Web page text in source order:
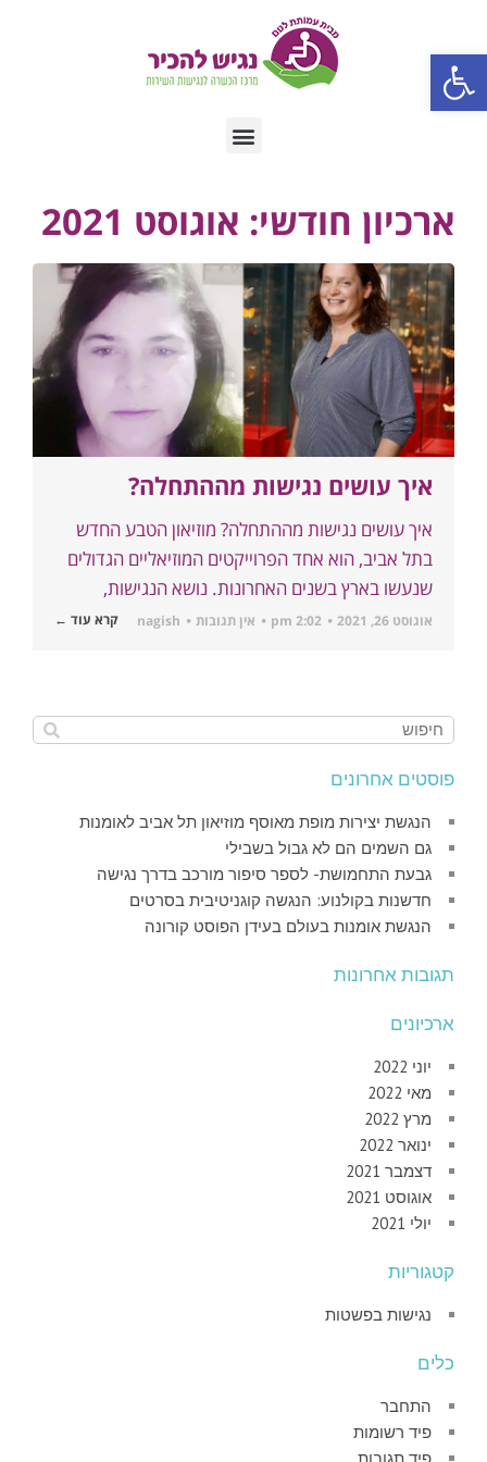
פתח סרגל נגישות
ארכיון חודשי: אוגוסט 2021
איך עושים נגישות מההתחלה?
איך עושים נגישות מההתחלה? מוזיאון הטבע החדש
בתל אביב, הוא אחד הפרוייקטים המוזיאליים הגדולים
שנעשו בארץ בשנים האחרונות. נושא הנגישות,
אוגוסט 26, 2021 2:02 pm אין תגובות nagish קרא עוד ←
פוסטים אחרונים
הנגשת יצירות מופת מאוסף מוזיאון תל אביב לאומנות
גם השמים הם לא גבול בשבילי
גבעת התחמושת- לספר סיפור מורכב בדרך נגישה
חדשנות בקולנוע: הנגשה קוגניטיבית בסרטים
הנגשת אומנות בעולם בעידן הפוסט קורונה
תגובות אחרונות
ארכיונים
יוני 2022
מאי 2022
מרץ 2022
ינואר 2022
דצמבר 2021
אוגוסט 2021
יולי 2021
קטגוריות
נגישות בפשטות
כלים
התחבר
פיד רשומות